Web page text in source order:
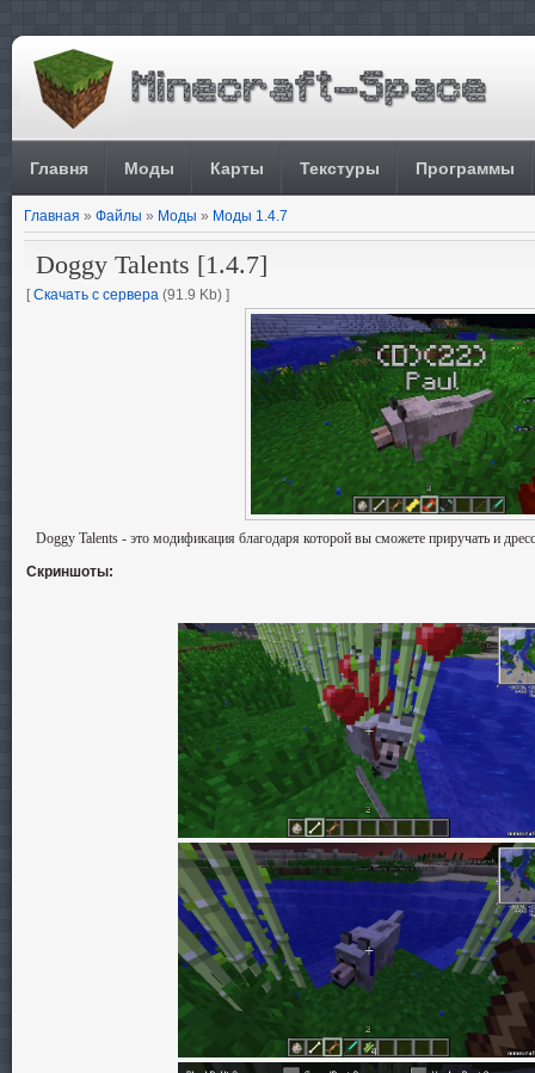
Главня Моды Карты Текстуры Программы
Главная » Файлы » Моды » Моды 1.4.7
Doggy Talents [1.4.7]
[Скачать с сервера (91.9 Kb) ]
Doggy Talents - это модификация благодаря которой вы сможете приручать и
Скриншоты: